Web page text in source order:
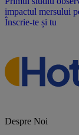
impactul mersului
Înscrie-te și tu
Despre Noi